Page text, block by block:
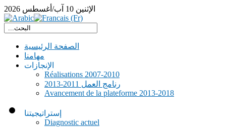
الإثنين 10 آب/أغسطس 2026
الصفحة الرئيسية
مهامنا
الإنجازات
Réalisations 2007-2010
رنامج العمل 2011-2013
Avancement de la plateforme 2013-2018
إستراتيجيتنا
Diagnostic actuel